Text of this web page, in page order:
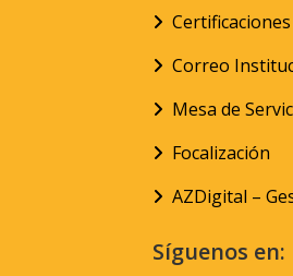
Correo
Mesa de
Focalización
AZDigital –
Síguenos en: